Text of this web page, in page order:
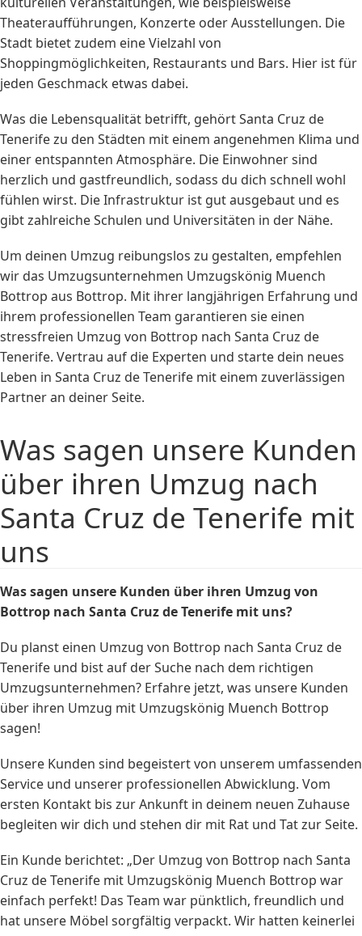
Theateraufführungen, Konzerte oder Ausstellungen. Die
Stadt bietet zudem eine Vielzahl von
Shoppingmöglichkeiten, Restaurants und Bars. Hier ist für
jeden Geschmack etwas dabei.
Was die Lebensqualität betrifft, gehört Santa Cruz de
Tenerife zu den Städten mit einem angenehmen Klima und
einer entspannten Atmosphäre. Die Einwohner sind
herzlich und gastfreundlich, sodass du dich schnell wohl
fühlen wirst. Die Infrastruktur ist gut ausgebaut und es
gibt zahlreiche Schulen und Universitäten in der Nähe.
Um deinen Umzug reibungslos zu gestalten, empfehlen
wir das Umzugsunternehmen Umzugskönig Muench
Bottrop aus Bottrop. Mit ihrer langjährigen Erfahrung und
ihrem professionellen Team garantieren sie einen
stressfreien Umzug von Bottrop nach Santa Cruz de
Tenerife. Vertrau auf die Experten und starte dein neues
Leben in Santa Cruz de Tenerife mit einem zuverlässigen
Partner an deiner Seite.
Was sagen unsere Kunden
über ihren Umzug nach
Santa Cruz de Tenerife mit
uns
Was sagen unsere Kunden über ihren Umzug von
Bottrop nach Santa Cruz de Tenerife mit uns?
Du planst einen Umzug von Bottrop nach Santa Cruz de
Tenerife und bist auf der Suche nach dem richtigen
Umzugsunternehmen? Erfahre jetzt, was unsere Kunden
über ihren Umzug mit Umzugskönig Muench Bottrop
sagen!
Unsere Kunden sind begeistert von unserem umfassenden
Service und unserer professionellen Abwicklung. Vom
ersten Kontakt bis zur Ankunft in deinem neuen Zuhause
begleiten wir dich und stehen dir mit Rat und Tat zur Seite.
Ein Kunde berichtet: „Der Umzug von Bottrop nach Santa
Cruz de Tenerife mit Umzugskönig Muench Bottrop war
einfach perfekt! Das Team war pünktlich, freundlich und
hat unsere Möbel sorgfältig verpackt. Wir hatten keinerlei